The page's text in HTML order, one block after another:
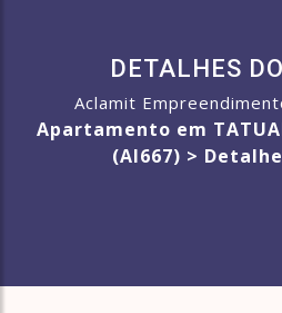
DETALHES
Aclamit
Apartamento em
(AI667) >